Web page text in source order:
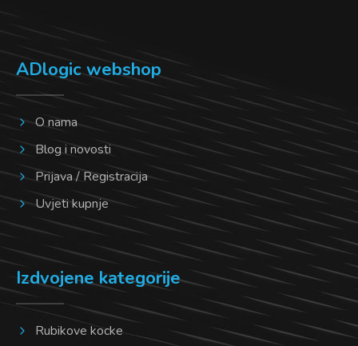
proizvoda
ADlogic webshop
O nama
Blog i novosti
Prijava / Registracija
Uvjeti kupnje
Izdvojene kategorije
Rubikove kocke